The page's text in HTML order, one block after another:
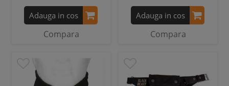
Adauga in cos
Compara
Adauga in cos
Compara